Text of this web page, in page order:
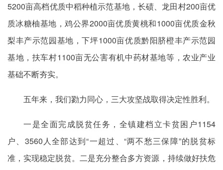
5200亩高档优质中稻种植示范基地，长碛、龙田村200亩优
质冰糖柚基地，鸡公界2000亩优质黄桃和1000亩优质金秋
梨丰产示范园基地，下坪1000亩优质黔阳脐橙丰产示范园
基地，扶车村1100亩无公害有机中药材基地等，农业产业
基础不断夯实。
五年来，我们勠力同心，三大攻坚战取得决定性胜利。
一是全面完成脱贫任务，全镇建档立卡贫困户1154
户、3560人全部达到“一超过、“两不愁三保障”的脱贫标
准，实现稳定脱贫。二是充分整合多方资源，持续做好扶危